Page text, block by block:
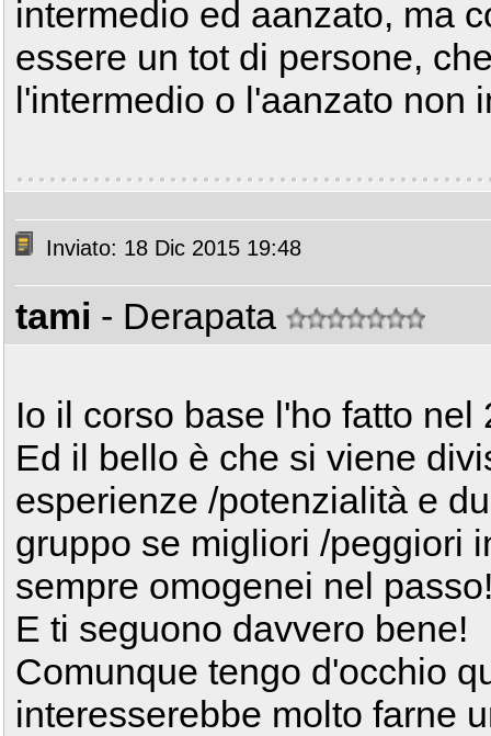
intermedio ed aanzato, ma
essere un tot di persone,
l'intermedio o l'aanzato non
Inviato: 18 Dic 2015 19:48
tami - Derapata
Io il corso base l'ho fatto
Ed il bello è che si viene
esperienze /potenzialità e
gruppo se migliori /peggiori
sempre omogenei nel
E ti seguono davvero bene!
Comunque tengo d'occhio
interesserebbe molto farne